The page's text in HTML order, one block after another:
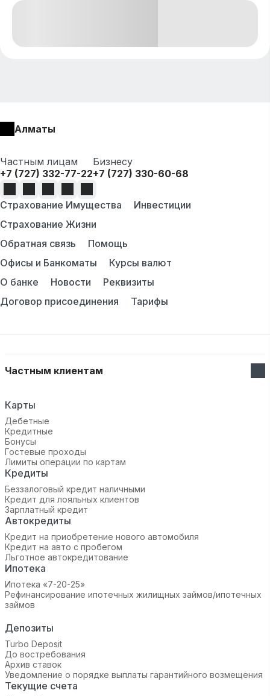
Алматы
Частным лицам
+7 (727) 332-77-22
Бизнесу
+7 (727) 330-60-68
Страхование Имущества
Инвестиции
Страхование Жизни
Обратная связь
Помощь
Офисы и Банкоматы
Курсы валют
О банке
Новости
Реквизиты
Договор присоединения
Тарифы
Частным клиентам
Карты
Дебетные
Кредитные
Бонусы
Гостевые проходы
Лимиты операции по картам
Кредиты
Беззалоговый кредит наличными
Кредит для лояльных клиентов
Зарплатный кредит
Автокредиты
Кредит на приобретение нового автомобиля
Кредит на авто с пробегом
Льготное автокредитование
Ипотека
Ипотека «7-20-25»‬
Рефинансирование ипотечных жилищных займов/ипотечных
займов
Депозиты
Turbo Deposit
До востребования
Архив ставок
Уведомление о порядке выплаты гарантийного возмещения
Текущие счета